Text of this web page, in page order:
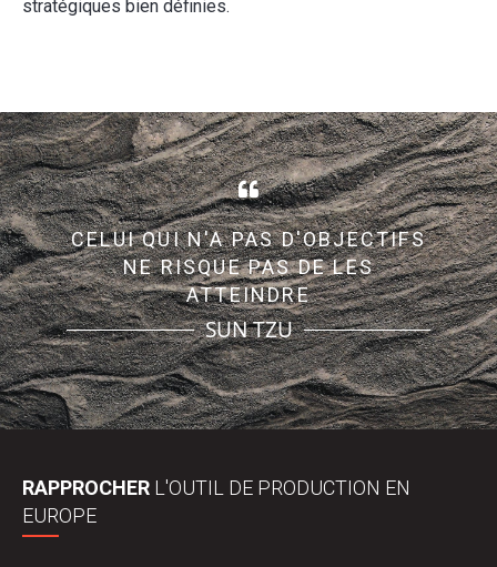
stratégiques bien définies.
CELUI QUI N'A PAS D'OBJECTIFS
NE RISQUE PAS DE LES
ATTEINDRE
SUN TZU
RAPPROCHER L'OUTIL DE PRODUCTION EN
EUROPE